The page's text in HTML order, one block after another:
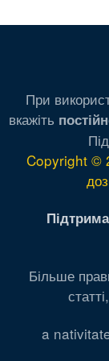
При
вкажіть
Copyright ©
Більше
статті,
a